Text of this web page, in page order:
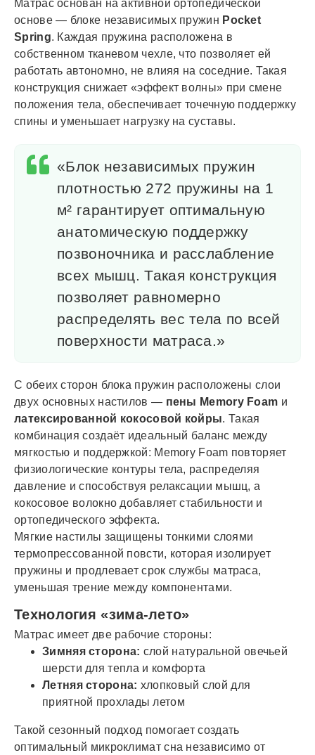
Матрас основан на активной ортопедической
основе — блоке независимых пружин Pocket
Spring. Каждая пружина расположена в
собственном тканевом чехле, что позволяет ей
работать автономно, не влияя на соседние. Такая
конструкция снижает «эффект волны» при смене
положения тела, обеспечивает точечную поддержку
спины и уменьшает нагрузку на суставы.
«Блок независимых пружин
плотностью 272 пружины на 1
м² гарантирует оптимальную
анатомическую поддержку
позвоночника и расслабление
всех мышц. Такая конструкция
позволяет равномерно
распределять вес тела по всей
поверхности матраса.»
С обеих сторон блока пружин расположены слои
двух основных настилов — пены Memory Foam и
латексированной кокосовой койры. Такая
комбинация создаёт идеальный баланс между
мягкостью и поддержкой: Memory Foam повторяет
физиологические контуры тела, распределяя
давление и способствуя релаксации мышц, а
кокосовое волокно добавляет стабильности и
ортопедического эффекта.
Мягкие настилы защищены тонкими слоями
термопрессованной повсти, которая изолирует
пружины и продлевает срок службы матраса,
уменьшая трение между компонентами.
Технология «зима-лето»
Матрас имеет две рабочие стороны:
Зимняя сторона: слой натуральной овечьей
шерсти для тепла и комфорта
Летняя сторона: хлопковый слой для
приятной прохлады летом
Такой сезонный подход помогает создать
оптимальный микроклимат сна независимо от